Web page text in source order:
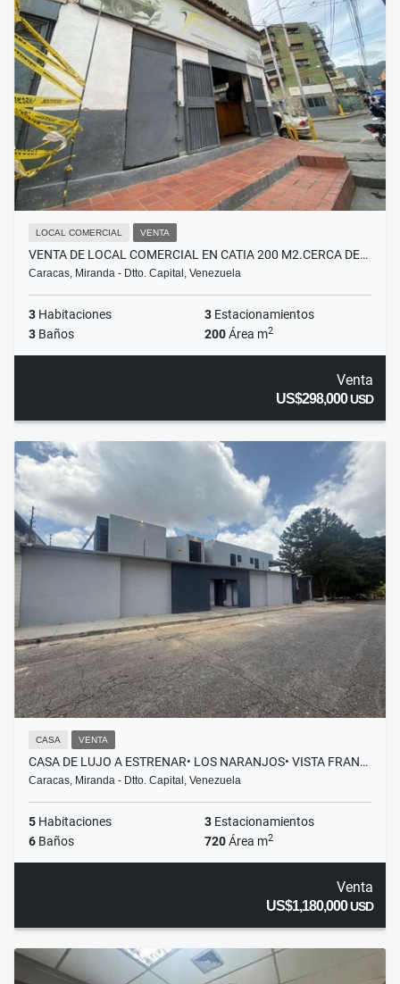
LOCAL COMERCIAL VENTA
VENTA DE LOCAL COMERCIAL EN CATIA 200 M2.CERCA DE…
Caracas, Miranda - Dtto. Capital, Venezuela
3 Habitaciones 3 Estacionamientos
3 Baños 200Área m2
Venta
US$298,000USD
CASA VENTA
CASA DE LUJO A ESTRENAR• LOS NARANJOS• VISTA FRAN…
Caracas, Miranda - Dtto. Capital, Venezuela
5 Habitaciones 3 Estacionamientos
6 Baños 720Área m2
Venta
US$1,180,000USD